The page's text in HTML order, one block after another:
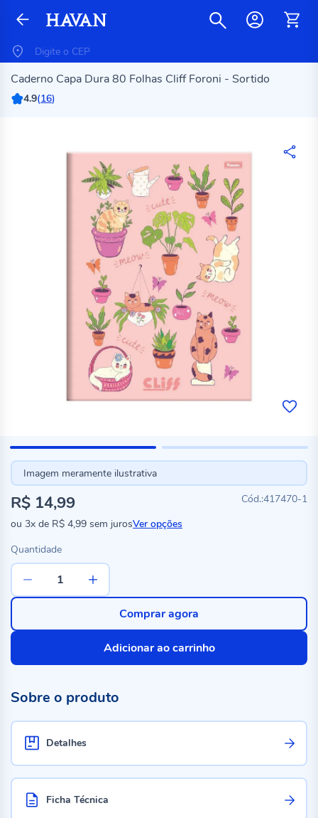
Caderno Capa Dura 80 Folhas Cliff Foroni - Sortido
4.9(16)
Imagem meramente ilustrativa
417470-1
R$ 14,99
ou 3x de R$ 4,99 sem jurosVer opções
Quantidade
Adicionar ao carrinho
Comprar agora
Sobre o produto
Detalhes
Ficha Técnica